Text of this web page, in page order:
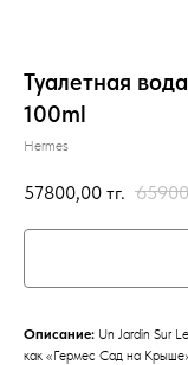
Туалетная
100ml
Hermes
57800,00 тг.
Описание: Un Jardin Sur
как «Гермес Сад на